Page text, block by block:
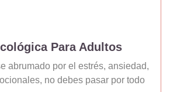
Para Adultos
abrumado por el estrés, ansiedad,
no debes pasar por todo